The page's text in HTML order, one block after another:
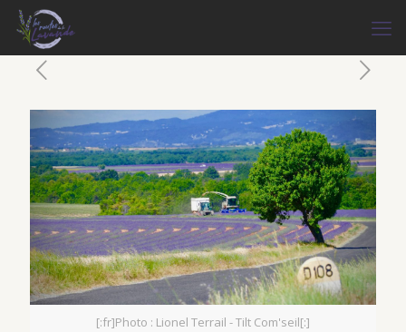
[:fr]Photo : Lionel Terrail - Tilt Com'seil[:]